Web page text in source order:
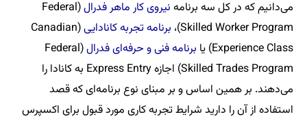
می‌دانیم که در کل سه برنامه نیروی کار ماهر فدرال (Federal
Skilled Worker Program)، برنامه تجربه کانادایی (Canadian
Experience Class) یا
برنامه فنی و حرفه‌ای فدرال (Federal
Skilled Trades Program) اجازه Express Entry به کانادا را
می‌دهند. بر همین اساس و بر مبنای نوع برنامه‌ای که قصد
استفاده از آن را دارید شرایط تجربه کاری مورد قبول برای اکسپرس